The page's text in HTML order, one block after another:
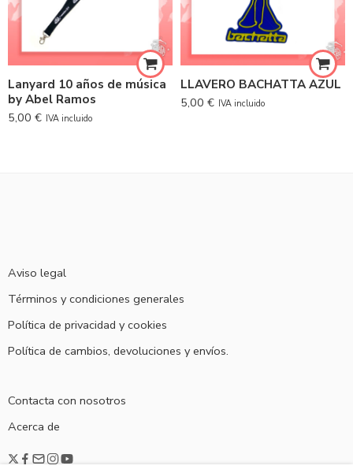
Lanyard 10 años de música
by Abel Ramos
5,00 € IVA incluido
LLAVERO BACHATTA AZUL
5,00 € IVA incluido
Aviso legal
Términos y condiciones generales
Política de privacidad y cookies
Política de cambios, devoluciones y envíos.
Contacta con nosotros
Acerca de